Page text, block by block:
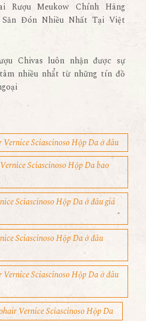
Rượu Meukow Chính Hãng
Đón Nhiều Nhất Tại Việt
Chivas luôn nhận được sự
nhiều nhất từ những tín đồ
Sciascinoso Hộp Da ở đâu
Sciascinoso Hộp Da bao
Sciascinoso Hộp Da ở đâu giá
Sciascinoso Hộp Da ở đâu
Sciascinoso Hộp Da ở đâu
Vernice Sciascinoso Hộp Da